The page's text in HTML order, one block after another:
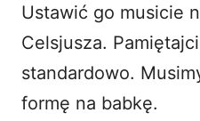
Ustawić go musicie
Celsjusza.
standardowo.
formę na babkę.